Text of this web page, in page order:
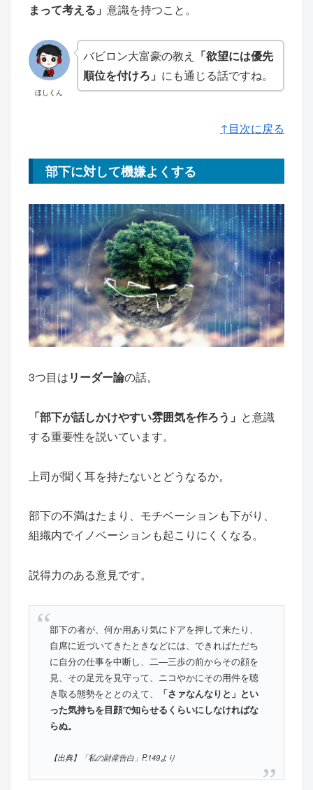
まって考える」 意識を持つこと。
ほしくん
バビロン大富豪の教え
「欲望には優先
順位を付けろ」 にも通じる話ですね。
↑目次に戻る
部下に対して機嫌よくする
3つ目はリーダー論の話。
「部下が話しかけやすい雰囲気を作ろう」 と意識
する重要性を説いています。
上司が聞く耳を持たないとどうなるか。
部下の不満はたまり、モチベーションも下がり、
組織内でイノベーションも起こりにくくなる。
説得力のある意見です。
部下の者が、何か用あり気にドアを押して来たり、
自席に近づいてきたときなどには、できればただち
に自分の仕事を中断し、二―三歩の前からその顔を
見、その足元を見守って、ニコやかにその用件を聴
き取る態勢をととのえて、
「さァなんなりと」とい
った気持ちを目顔で知らせるくらいにしなければな
らぬ。
【出典】「私の財産告白」P.149より